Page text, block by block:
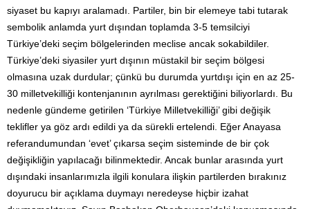
siyaset bu kapıyı aralamadı. Partiler, bin bir elemeye tabi tutarak
sembolik anlamda yurt dışından toplamda 3-5 temsilciyi
Türkiye’deki seçim bölgelerinden meclise ancak sokabildiler.
Türkiye’deki siyasiler yurt dışının müstakil bir seçim bölgesi
olmasına uzak durdular; çünkü bu durumda yurtdışı için en az 25-
30 milletvekilliği kontenjanının ayrılması gerektiğini biliyorlardı. Bu
nedenle gündeme getirilen ‘Türkiye Milletvekilliği’ gibi değişik
teklifler ya göz ardı edildi ya da sürekli ertelendi. Eğer Anayasa
referandumundan ‘evet’ çıkarsa seçim sisteminde de bir çok
değişikliğin yapılacağı bilinmektedir. Ancak bunlar arasında yurt
dışındaki insanlarımızla ilgili konulara ilişkin partilerden bırakınız
doyurucu bir açıklama duymayı neredeyse hiçbir izahat